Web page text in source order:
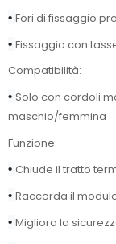
• Fori di fissaggio
• Fissaggio con
Compatibilità:
• Solo con cordoli
maschio/femmina
Funzione:
• Chiude il tratto
• Raccorda il
• Migliora la